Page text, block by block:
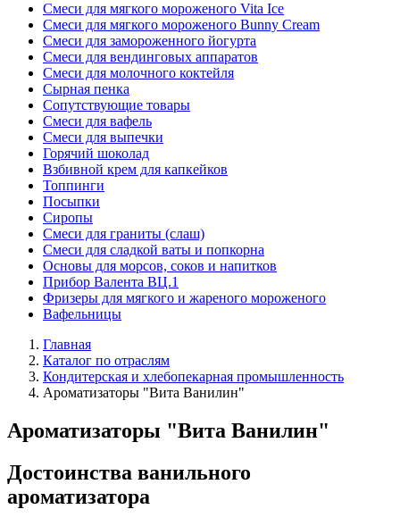
Смеси для мягкого мороженого Vita Ice
Смеси для мягкого мороженого Bunny Cream
Смеси для замороженного йогурта
Смеси для вендинговых аппаратов
Смеси для молочного коктейля
Сырная пенка
Сопутствующие товары
Смеси для вафель
Смеси для выпечки
Горячий шоколад
Взбивной крем для капкейков
Топпинги
Посыпки
Сиропы
Смеси для граниты (слаш)
Смеси для сладкой ваты и попкорна
Основы для морсов, соков и напитков
Прибор Валента ВЦ.1
Фризеры для мягкого и жареного мороженого
Вафельницы
Главная
Каталог по отраслям
Кондитерская и хлебопекарная промышленность
Ароматизаторы "Вита Ванилин"
Ароматизаторы "Вита Ванилин"
Достоинства ванильного
ароматизатора